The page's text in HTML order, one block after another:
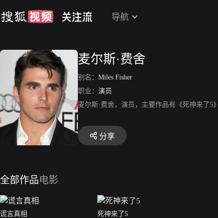
导航
麦尔斯·费舍
别名： Miles Fisher
职业： 演员
麦尔斯·费舍，演员，主要作品有《死神来了5
分享
全部作品电影
谎言真相
死神来了5